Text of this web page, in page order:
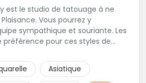
est le studio de tatouage à ne
Vous pourrez y
Les
pour ces styles de
Foncez !
Asiatique